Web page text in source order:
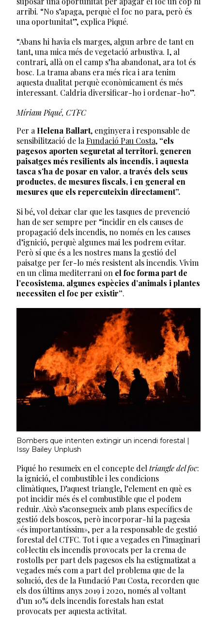
arribi. “No s’apaga, perquè el foc no para, però és
una oportunitat”, explica Piqué.
“Abans hi havia els marges, algun arbre de tant en
tant, una mica més de vegetació arbustiva. I, al
contrari, allà on el camp s’ha abandonat, ara tot és
bosc. La trama abans era més rica i ara tenim
aquesta dualitat perquè econòmicament és més
interessant. Caldria diversificar-ho i ordenar-ho”.
Míriam Piqué, CTFC
Per aHelena Ballart, enginyera i responsable de
sensibilització de laFundació Pau Costa, “els
pagesos aporten seguretat al territori, generen
paisatges més resilients als incendis, i aquesta
tasca s’ha de posar en valor, a través dels seus
productes, de mesures fiscals, i en general en
mesures que els repercuteixin directament”.
Si bé, vol deixar clar que les tasques de prevenció
han de ser sempre per “incidir en els causes de
propagació dels incendis, no només en les causes
d’ignició, perquè algunes mai les podrem evitar.
Però sí que és a les nostres mans la gestió del
paisatge per fer-lo més resistent als incendis. Vivim
en un clima mediterrani on el foc forma part de
l’ecosistema, algunes espècies d’animals i plantes
necessiten el foc per existir”.
Bombers que intenten extingir un incendi forestal |
Issy Bailey Unplush
Piqué ho resumeix en el concepte deltriangle del foc:
la ignició, el combustible i les condicions
climàtiques, D’aquest triangle, l’element en què es
pot incidir més és el combustible que el podem
reduir. Això s’aconsegueix amb plans específics de
gestió dels boscos, però incorporar-hi la pagesia
«és importantíssim», per a la responsable de gestió
forestal del CTFC. Tot i que a vegades en l’imaginari
col·lectiu els incendis provocats per la crema de
rostolls per part dels pagesos els ha estigmatizat a
vegades més com a part del problema que de la
solució, des de la Fundació Pau Costa, recorden que
els dos últims anys 2019 i 2020, només al voltant
d’un 10% dels incendis forestals han estat
provocats per aquesta activitat.